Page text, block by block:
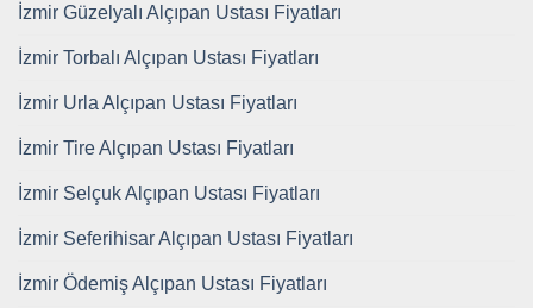
İzmir Güzelyalı Alçıpan Ustası Fiyatları
İzmir Torbalı Alçıpan Ustası Fiyatları
İzmir Urla Alçıpan Ustası Fiyatları
İzmir Tire Alçıpan Ustası Fiyatları
İzmir Selçuk Alçıpan Ustası Fiyatları
İzmir Seferihisar Alçıpan Ustası Fiyatları
İzmir Ödemiş Alçıpan Ustası Fiyatları